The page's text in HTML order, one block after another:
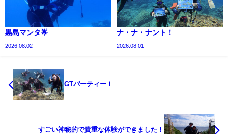
黒島マンタ🌟
2026.08.02
ナ・ナ・ナント！
2026.08.01
GTパーティー！
すごい神秘的で貴重な体験ができました！